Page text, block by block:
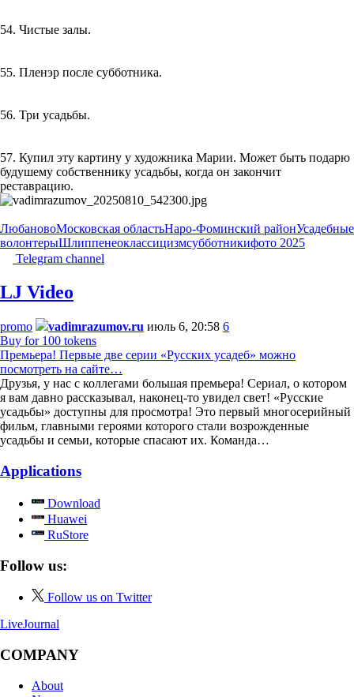
54. Чистые залы.
55. Пленэр после субботника.
56. Три усадьбы.
57. Купил эту картину у художника Марии. Может быть подарю
будушему собственнику усадьбы, когда он закончит
реставрацию.
ЛюбановоМосковская областьНаро-Фоминский районУсадебные
волонтерыШлиппенеоклассицизмсубботникифото 2025
Telegram channel
LJ Video
promo vadimrazumov.ru июль 6, 20:58 6
Buy for 100 tokens
Премьера! Первые две серии «Русских усадеб» можно
посмотреть на сайте…
Друзья, у нас с коллегами большая премьера! Сериал, о котором
я вам давно рассказывал, наконец-то увидел свет! «Русские
усадьбы» доступны для просмотра! Это первый многосерийный
фильм, главными героями которого стали возрожденные
усадьбы и семьи, которые спасают их. Команда…
Applications
Download
Huawei
RuStore
Follow us:
Follow us on Twitter
LiveJournal
COMPANY
About